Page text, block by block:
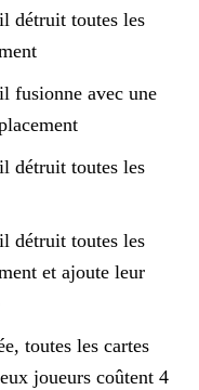
détruit toutes les
fusionne avec une
détruit toutes les
détruit toutes les
et ajoute leur
toutes les cartes
joueurs coûtent 4